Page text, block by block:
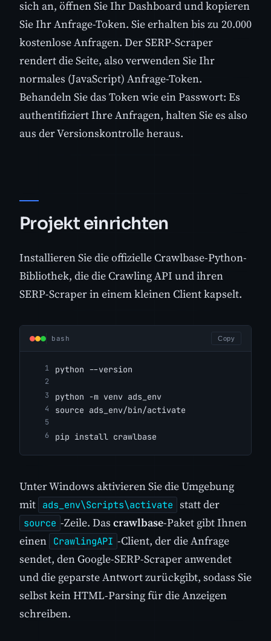
sich an, öffnen Sie Ihr Dashboard und kopieren
Sie Ihr Anfrage-Token. Sie erhalten bis zu 20.000
kostenlose Anfragen. Der SERP-Scraper
rendert die Seite, also verwenden Sie Ihr
normales (JavaScript) Anfrage-Token.
Behandeln Sie das Token wie ein Passwort: Es
authentifiziert Ihre Anfragen, halten Sie es also
aus der Versionskontrolle heraus.
Projekt einrichten
Installieren Sie die offizielle Crawlbase-Python-
Bibliothek, die die Crawling API und ihren
SERP-Scraper in einem kleinen Client kapselt.
bash Copy
python --version
python -m venv ads_env
source ads_env/bin/activate
pip install crawlbase
Unter Windows aktivieren Sie die Umgebung
mit ads_env\Scripts\activate statt der
source -Zeile. Das crawlbase-Paket gibt Ihnen
einen CrawlingAPI -Client, der die Anfrage
sendet, den Google-SERP-Scraper anwendet
und die geparste Antwort zurückgibt, sodass Sie
selbst kein HTML-Parsing für die Anzeigen
schreiben.